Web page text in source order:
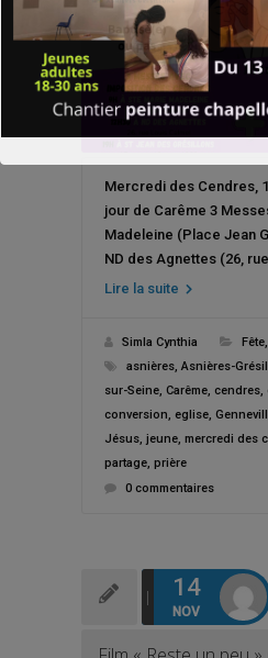
Mercredi des Cendres,
jour de Carême 3
Madeleine (Place Jean
ND des Agnettes (26,
Lire la suite
Simla Cynthia Fête,
asnières, Asnières-
sur-Seine, Carême, cendres,
conversion
eglise,
Jésus, jeune, mercredi des
partage, prière
0 commentaires
14
NOV